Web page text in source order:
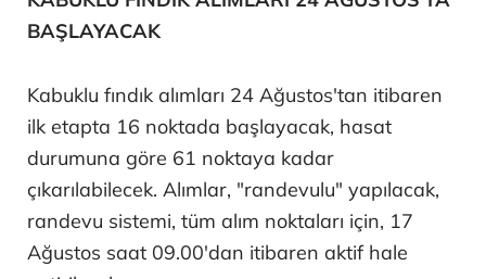
BAŞLAYACAK
Kabuklu fındık alımları 24 Ağustos'tan itibaren
ilk etapta 16 noktada başlayacak, hasat
durumuna göre 61 noktaya kadar
çıkarılabilecek. Alımlar, "randevulu" yapılacak,
randevu sistemi, tüm alım noktaları için, 17
Ağustos saat 09.00'dan itibaren aktif hale